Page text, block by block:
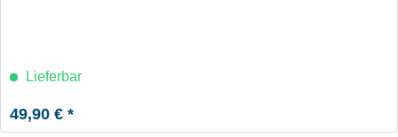
Lieferbar
49,90 € *